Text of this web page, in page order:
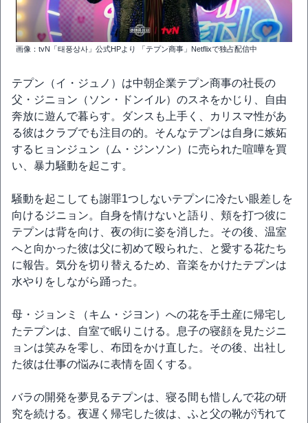
画像：tvN「태풍상사」公式HPより 「テプン商事」Netflixで独占配信中
テプン（イ・ジュノ）は中朝企業テプン商事の社長の
父・ジニョン（ソン・ドンイル）のスネをかじり、自由
奔放に遊んで暮らす。ダンスも上手く、カリスマ性があ
る彼はクラブでも注目の的。そんなテプンは自身に嫉妬
するヒョンジュン（ム・ジンソン）に売られた喧嘩を買
い、暴力騒動を起こす。
騒動を起こしても謝罪1つしないテプンに冷たい眼差しを
向けるジニョン。自身を情けないと語り、頬を打つ彼に
テプンは背を向け、夜の街に姿を消した。その後、温室
へと向かった彼は父に初めて殴られた、と愛する花たち
に報告。気分を切り替えるため、音楽をかけたテプンは
水やりをしながら踊った。
母・ジョンミ（キム・ジヨン）への花を手土産に帰宅し
たテプンは、自室で眠りこける。息子の寝顔を見たジニ
ョンは笑みを零し、布団をかけ直した。その後、出社し
た彼は仕事の悩みに表情を固くする。
バラの開発を夢見るテプンは、寝る間も惜しんで花の研
究を続ける。夜遅く帰宅した彼は、ふと父の靴が汚れて